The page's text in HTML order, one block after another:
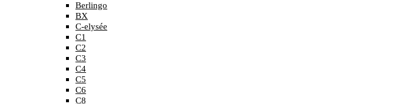
Berlingo
BX
C-elysée
C1
C2
C3
C4
C5
C6
C8